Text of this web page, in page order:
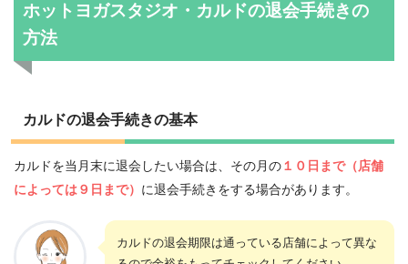
ホットヨガスタジオ・カルドの退会手続きの
方法
カルドの退会手続きの基本
カルドを当月末に退会したい場合は、その月の １０日まで（店舗
によっては９日まで） に退会手続きをする場合があります。
カルドの退会期限は通っている店舗によって異な